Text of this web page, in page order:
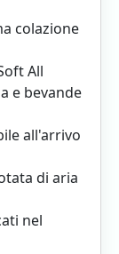
colazione
All
e bevande
all'arrivo
di aria
nel